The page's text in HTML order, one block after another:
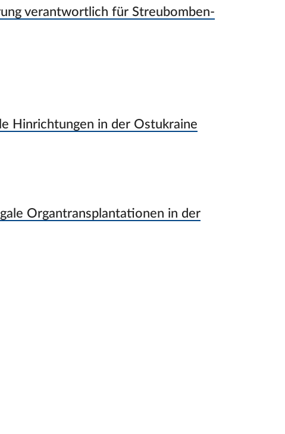
verantwortlich für Streubomben-
Hinrichtungen in der Ostukraine
Organtransplantationen in der